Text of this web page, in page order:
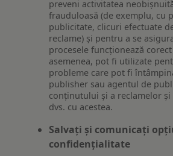
preveni activitatea
frauduloasă (de exemplu, cu
publicitate, clicuri efectuate
reclame) și pentru a se
procesele funcționează
asemenea, pot fi utilizate
probleme care pot fi
publisher sau agentul de
conținutului și a reclamelor
dvs. cu acestea.
Salvați și comunicați
confidențialitate